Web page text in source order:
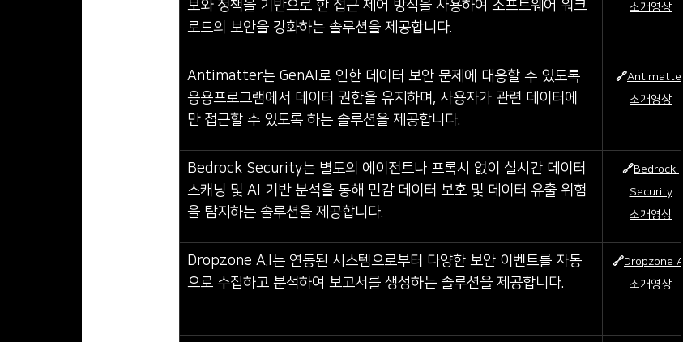
보와 정책을 기반으로 한 접근 제어 방식을 사용하여 소프트웨어 워크
로드의 보안을 강화하는 솔루션을 제공합니다.
소개영상
Antimatter는 GenAI로 인한 데이터 보안 문제에 대응할 수 있도록
응용프로그램에서 데이터 권한을 유지하며, 사용자가 관련 데이터에
만 접근할 수 있도록 하는 솔루션을 제공합니다.
🔗Antimatter
소개영상
Bedrock Security는 별도의 에이전트나 프록시 없이 실시간 데이터
스캐닝 및 AI 기반 분석을 통해 민감 데이터 보호 및 데이터 유출 위험
을 탐지하는 솔루션을 제공합니다.
🔗Bedrock
Security
소개영상
Dropzone A.I는 연동된 시스템으로부터 다양한 보안 이벤트를 자동
으로 수집하고 분석하여 보고서를 생성하는 솔루션을 제공합니다.
🔗Dropzone A.I
소개영상